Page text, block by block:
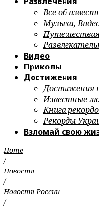
Все об
Музыка,
Путешествия
Видео
Приколы
Достижения
Достижения
Известные
Книга
Рекорды
Взломай свою
Home
/
Новости
/
Новости России
/